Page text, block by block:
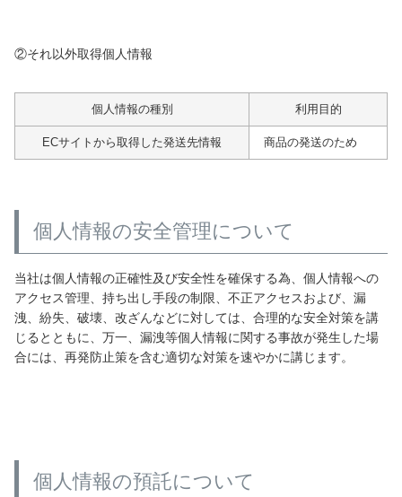
インテリア雑貨
ガーデン
タワー
②それ以外取得個人情報
個人情報の種別 利用目的
ECサイトから取得した発送先情報 商品の発送のため
個人情報の安全管理について
当社は個人情報の正確性及び安全性を確保する為、個人情報への
アクセス管理、持ち出し手段の制限、不正アクセスおよび、漏
洩、紛失、破壊、改ざんなどに対しては、合理的な安全対策を講
じるとともに、万一、漏洩等個人情報に関する事故が発生した場
合には、再発防止策を含む適切な対策を速やかに講じます。
個人情報の預託について